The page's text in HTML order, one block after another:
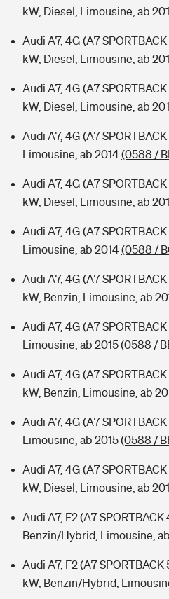
kW, Diesel, Limousine, ab
Audi A7, 4G (A7
kW, Diesel, Limousine, ab
Audi A7, 4G (A7
kW, Diesel, Limousine, ab
Audi A7, 4G (A7
Limousine, ab 2014(0588 /
Audi A7, 4G (A7
kW, Diesel, Limousine, ab
Audi A7, 4G (A7
Limousine, ab 2014(0588 /
Audi A7, 4G (A7
kW, Benzin, Limousine, ab
Audi A7, 4G (A7 SPORTBACK
Limousine, ab 2015(0588 /
Audi A7, 4G (A7
kW, Benzin, Limousine, ab
Audi A7, 4G (A7
Limousine, ab 2015(0588 /
Audi A7, 4G (A7
kW, Diesel, Limousine, ab
Audi A7, F2 (A7 SPORTBACK
Benzin/Hybrid, Limousine,
Audi A7, F2 (A7
kW, Benzin/Hybrid,